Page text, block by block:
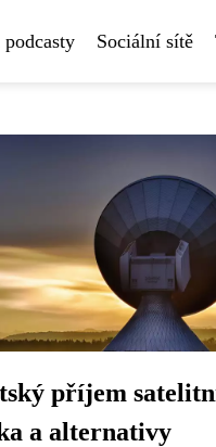
podcasty Sociální sítě
příjem
a alternativy